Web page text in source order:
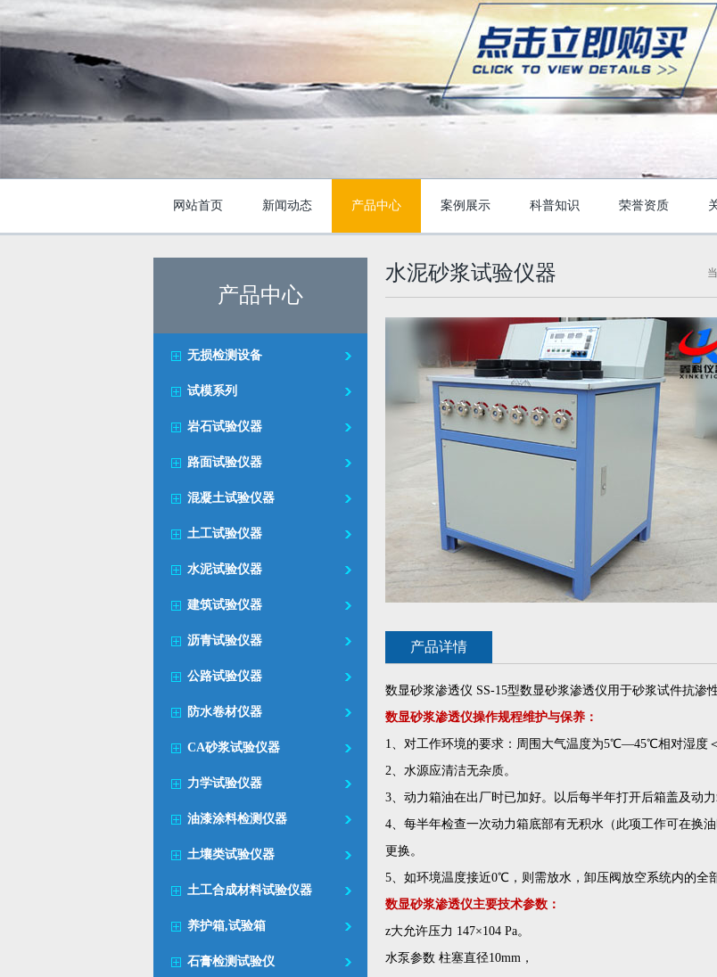
网站首页 新闻动态 产品中心 案例展示 科普知识 荣誉资质
产品中心
无损检测设备
试模系列
岩石试验仪器
路面试验仪器
混凝土试验仪器
土工试验仪器
水泥试验仪器
建筑试验仪器
沥青试验仪器
公路试验仪器
防水卷材仪器
CA砂浆试验仪器
力学试验仪器
油漆涂料检测仪器
土壤类试验仪器
土工合成材料试验仪器
养护箱,试验箱
石膏检测试验仪
水泥砂浆试验仪器
产品详情
数显砂浆渗透仪 SS-15型数显砂浆渗透仪用于砂浆试件抗渗
数显砂浆渗透仪操作规程维护与保养：
1、对工作环境的要求：周围大气温度为5℃—45℃相对湿度
2、水源应清洁无杂质。
3、动力箱油在出厂时已加好。以后每半年打开后箱盖及动
4、每半年检查一次动力箱底部有无积水（此项工作可在换
更换。
5、如环境温度接近0℃，则需放水，卸压阀放空系统内的全
数显砂浆渗透仪主要技术参数：
z大允许压力 147×104 Pa。
水泵参数 柱塞直径10mm，